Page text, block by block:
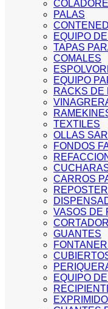
PALAS
EQUIPO
TAPAS
COMALES
EQUIPO
RACKS DE
TEXTILES
OLLAS
FONDOS
CARROS
VASOS DE
GUANTES
EQUIPO